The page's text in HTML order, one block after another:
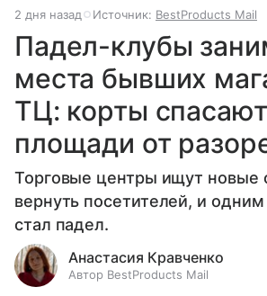
2 дня назад Источник: BestProducts Mail
Падел-клубы
места бывших
ТЦ: корты спасают
площади от
Торговые центры ищут новые
вернуть посетителей, и
стал падел.
Анастасия Кравченко
Автор BestProducts Mail